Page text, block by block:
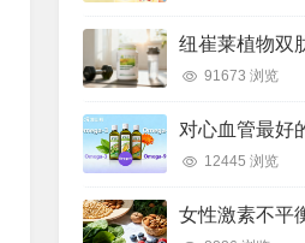
91673 浏览
12445 浏览